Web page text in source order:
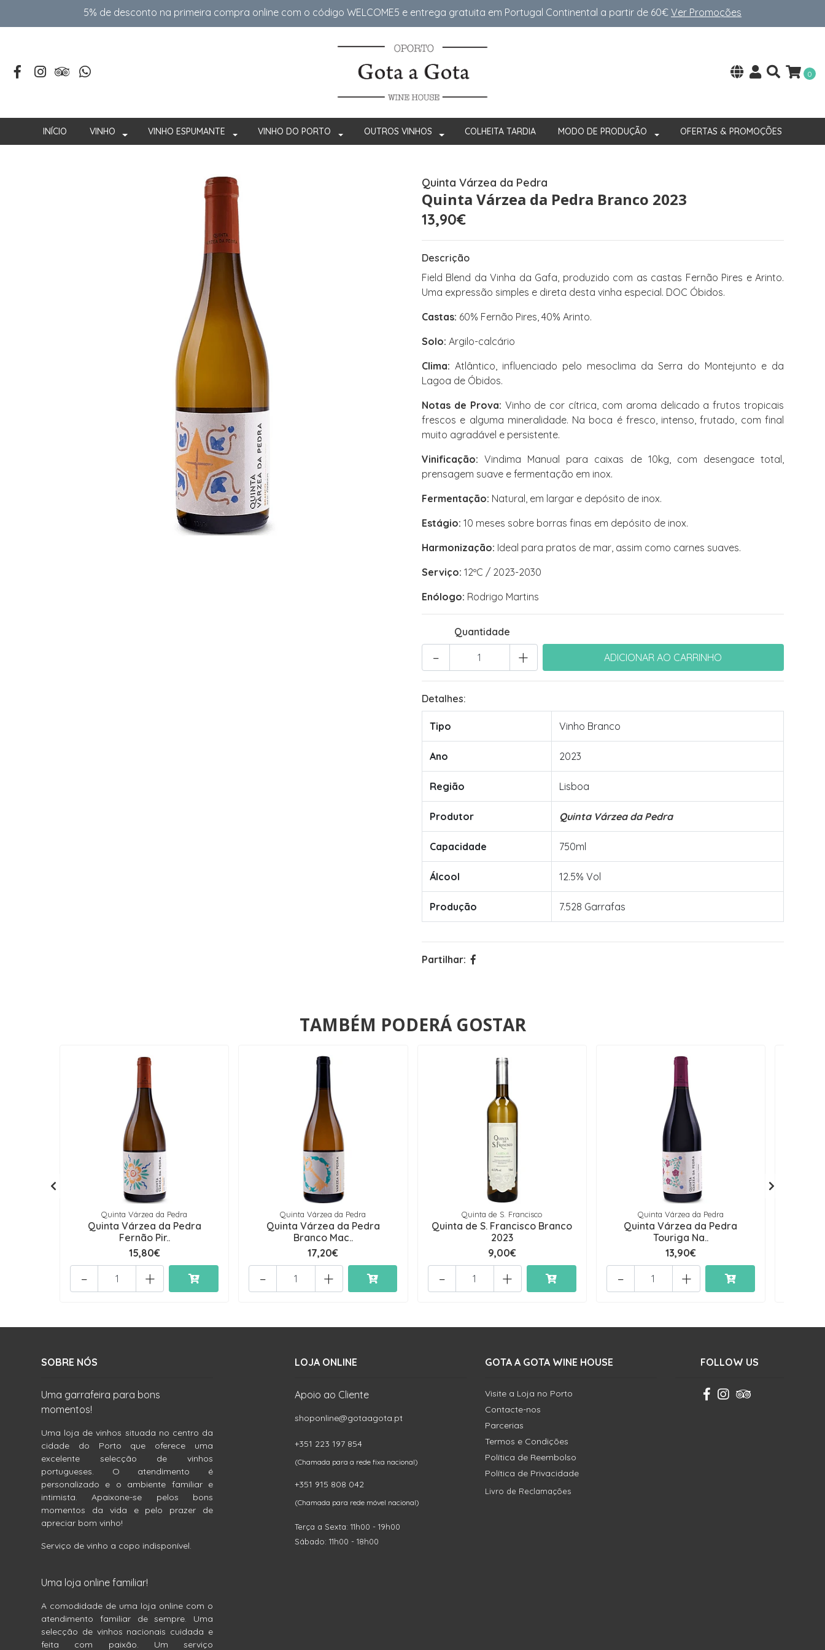
5% de desconto na primeira compra online com o código WELCOME5 e entrega gratuita em Portugal Continental a partir de 60€ Ver Promoções
0
INÍCIO VINHO VINHO ESPUMANTE VINHO DO PORTO OUTROS VINHOS COLHEITA TARDIA MODO DE PRODUÇÃO OFERTAS & PROMOÇÕES
Quinta Várzea da Pedra
Quinta Várzea da Pedra Branco 2023
13,90€
Descrição
Field Blend da Vinha da Gafa, produzido com as castas Fernão Pires e Arinto.
Uma expressão simples e direta desta vinha especial. DOC Óbidos.
Castas: 60% Fernão Pires, 40% Arinto.
Solo: Argilo-calcário
Clima: Atlântico, influenciado pelo mesoclima da Serra do Montejunto e da
Lagoa de Óbidos.
Notas de Prova: Vinho de cor cítrica, com aroma delicado a frutos tropicais
frescos e alguma mineralidade. Na boca é fresco, intenso, frutado, com final
muito agradável e persistente.
Vinificação: Vindima Manual para caixas de 10kg, com desengace total,
prensagem suave e fermentação em inox.
Fermentação: Natural, em largar e depósito de inox.
Estágio: 10 meses sobre borras finas em depósito de inox.
Harmonização: Ideal para pratos de mar, assim como carnes suaves.
Serviço: 12ºC / 2023-2030
Enólogo: Rodrigo Martins
Quantidade
+
-
Detalhes:
Tipo Vinho Branco
Ano 2023
Região Lisboa
Produtor Quinta Várzea da Pedra
Capacidade 750ml
Álcool 12.5% Vol
Produção 7.528 Garrafas
Partilhar:
TAMBÉM PODERÁ GOSTAR
Quinta Várzea da Pedra
Quinta Várzea da Pedra
Fernão Pir..
15,80€
+
-
Quinta Várzea da Pedra
Quinta Várzea da Pedra
Branco Mac..
17,20€
+
-
Quinta de S. Francisco
Quinta de S. Francisco Branco
2023
9,00€
+
-
Quinta Várzea da Pedra
Quinta Várzea da Pedra
Touriga Na..
13,90€
+
-
SOBRE NÓS
Uma garrafeira para bons
momentos!
Uma loja de vinhos situada no centro da
cidade do Porto que oferece uma
excelente selecção de vinhos
portugueses. O atendimento é
personalizado e o ambiente familiar e
intimista. Apaixone-se pelos bons
momentos da vida e pelo prazer de
apreciar bom vinho!
Serviço de vinho a copo indisponível.
Uma loja online familiar!
A comodidade de uma loja online com o
atendimento familiar de sempre. Uma
selecção de vinhos nacionais cuidada e
feita com paixão. Um serviço
LOJA ONLINE
Apoio ao Cliente
shoponline@gotaagota.pt
+351 223 197 854
(Chamada para a rede fixa nacional)
+351 915 808 042
(Chamada para rede móvel nacional)
Terça a Sexta: 11h00 - 19h00
Sábado: 11h00 - 18h00
GOTA A GOTA WINE HOUSE
Visite a Loja no Porto
Contacte-nos
Parcerias
Termos e Condições
Política de Reembolso
Política de Privacidade
Livro de Reclamações
FOLLOW US